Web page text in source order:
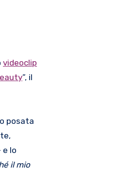
videoclip
”, il
posata
e lo
il mio